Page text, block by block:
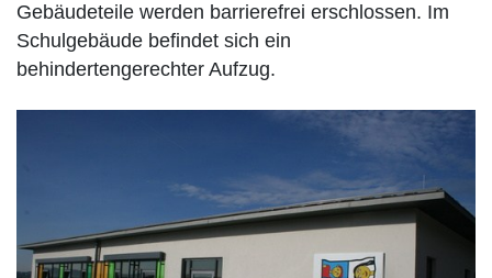
Gebäudeteile werden barrierefrei erschlossen. Im
Schulgebäude befindet sich ein
behindertengerechter Aufzug.